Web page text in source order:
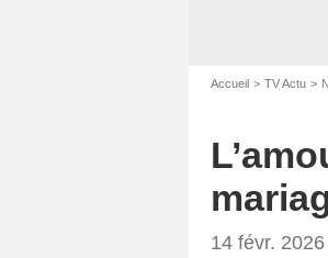
Accueil TV Actu
14 févr.